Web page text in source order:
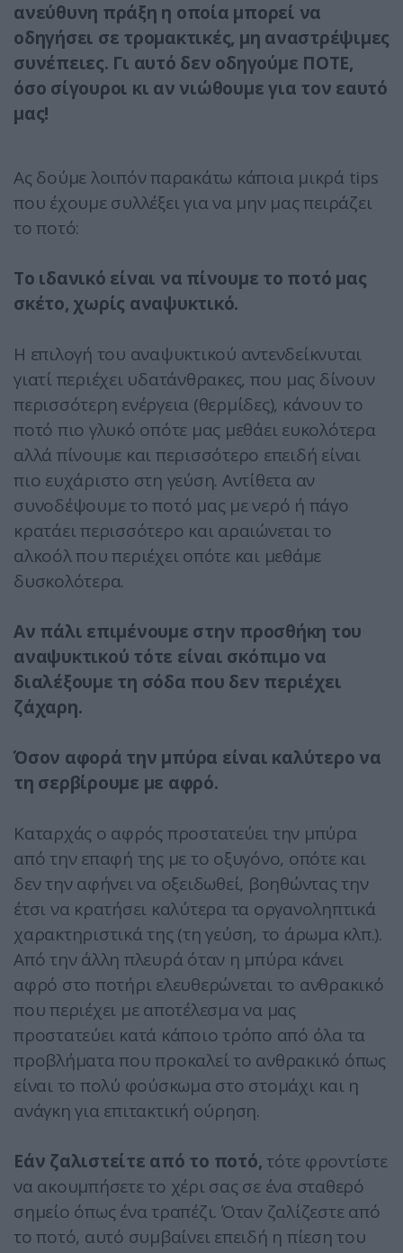
ανεύθυνη πράξη η οποία μπορεί να
οδηγήσει σε τρομακτικές, μη αναστρέψιμες
συνέπειες. Γι αυτό δεν οδηγούμε ΠΟΤΕ,
όσο σίγουροι κι αν νιώθουμε για τον εαυτό
μας!
Ας δούμε λοιπόν παρακάτω κάποια μικρά tips
που έχουμε συλλέξει για να μην μας πειράζει
το ποτό:
Το ιδανικό είναι να πίνουμε το ποτό μας
σκέτο, χωρίς αναψυκτικό.
Η επιλογή του αναψυκτικού αντενδείκνυται
γιατί περιέχει υδατάνθρακες, που μας δίνουν
περισσότερη ενέργεια (θερμίδες), κάνουν το
ποτό πιο γλυκό οπότε μας μεθάει ευκολότερα
αλλά πίνουμε και περισσότερο επειδή είναι
πιο ευχάριστο στη γεύση. Αντίθετα αν
συνοδέψουμε το ποτό μας με νερό ή πάγο
κρατάει περισσότερο και αραιώνεται το
αλκοόλ που περιέχει οπότε και μεθάμε
δυσκολότερα.
Αν πάλι επιμένουμε στην προσθήκη του
αναψυκτικού τότε είναι σκόπιμο να
διαλέξουμε τη σόδα που δεν περιέχει
ζάχαρη.
Όσον αφορά την μπύρα είναι καλύτερο να
τη σερβίρουμε με αφρό.
Καταρχάς ο αφρός προστατεύει την μπύρα
από την επαφή της με το οξυγόνο, οπότε και
δεν την αφήνει να οξειδωθεί, βοηθώντας την
έτσι να κρατήσει καλύτερα τα οργανοληπτικά
χαρακτηριστικά της (τη γεύση, το άρωμα κλπ.).
Από την άλλη πλευρά όταν η μπύρα κάνει
αφρό στο ποτήρι ελευθερώνεται το ανθρακικό
που περιέχει με αποτέλεσμα να μας
προστατεύει κατά κάποιο τρόπο από όλα τα
προβλήματα που προκαλεί το ανθρακικό όπως
είναι το πολύ φούσκωμα στο στομάχι και η
ανάγκη για επιτακτική ούρηση.
Εάν ζαλιστείτε από το ποτό, τότε φροντίστε
να ακουμπήσετε το χέρι σας σε ένα σταθερό
σημείο όπως ένα τραπέζι. Όταν ζαλίζεστε από
το ποτό, αυτό συμβαίνει επειδή η πίεση του